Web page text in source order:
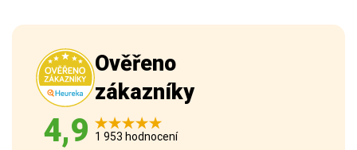
Ověřeno
zákazníky
4,9 1 953 hodnocení